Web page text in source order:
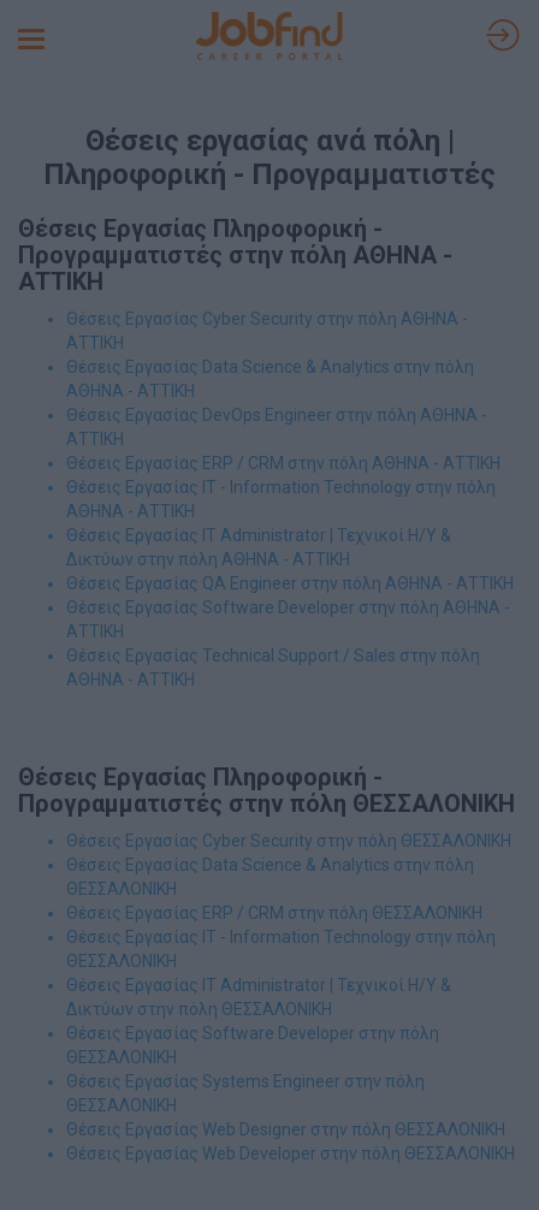
Toggle
Θέσεις εργασίας ανά πόλη |
Πληροφορική - Προγραμματιστές
Θέσεις Εργασίας Πληροφορική -
Προγραμματιστές στην πόλη ΑΘΗΝΑ -
ΑΤΤΙΚΗ
Θέσεις Εργασίας Cyber Security στην πόλη ΑΘΗΝΑ -
ΑΤΤΙΚΗ
Θέσεις Εργασίας Data Science & Analytics στην πόλη
ΑΘΗΝΑ - ΑΤΤΙΚΗ
Θέσεις Εργασίας DevOps Engineer στην πόλη ΑΘΗΝΑ -
ΑΤΤΙΚΗ
Θέσεις Εργασίας ERP / CRM στην πόλη ΑΘΗΝΑ - ΑΤΤΙΚΗ
Θέσεις Εργασίας IT - Information Technology στην πόλη
ΑΘΗΝΑ - ΑΤΤΙΚΗ
Θέσεις Εργασίας IT Administrator | Τεχνικοί Η/Υ &
Δικτύων στην πόλη ΑΘΗΝΑ - ΑΤΤΙΚΗ
Θέσεις Εργασίας QA Engineer στην πόλη ΑΘΗΝΑ - ΑΤΤΙΚΗ
Θέσεις Εργασίας Software Developer στην πόλη ΑΘΗΝΑ -
ΑΤΤΙΚΗ
Θέσεις Εργασίας Technical Support / Sales στην πόλη
ΑΘΗΝΑ - ΑΤΤΙΚΗ
Θέσεις Εργασίας Πληροφορική -
Προγραμματιστές στην πόλη ΘΕΣΣΑΛΟΝΙΚΗ
Θέσεις Εργασίας Cyber Security στην πόλη ΘΕΣΣΑΛΟΝΙΚΗ
Θέσεις Εργασίας Data Science & Analytics στην πόλη
ΘΕΣΣΑΛΟΝΙΚΗ
Θέσεις Εργασίας ERP / CRM στην πόλη ΘΕΣΣΑΛΟΝΙΚΗ
Θέσεις Εργασίας IT - Information Technology στην πόλη
ΘΕΣΣΑΛΟΝΙΚΗ
Θέσεις Εργασίας IT Administrator | Τεχνικοί Η/Υ &
Δικτύων στην πόλη ΘΕΣΣΑΛΟΝΙΚΗ
Θέσεις Εργασίας Software Developer στην πόλη
ΘΕΣΣΑΛΟΝΙΚΗ
Θέσεις Εργασίας Systems Engineer στην πόλη
ΘΕΣΣΑΛΟΝΙΚΗ
Θέσεις Εργασίας Web Designer στην πόλη ΘΕΣΣΑΛΟΝΙΚΗ
Θέσεις Εργασίας Web Developer στην πόλη ΘΕΣΣΑΛΟΝΙΚΗ